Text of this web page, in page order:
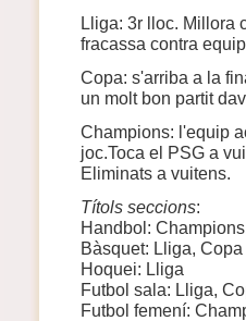
Lliga: 3r lloc. Millora
fracassa contra
Copa: s'arriba a la
un molt bon partit
Champions: l'equip
joc.Toca el PSG a
Eliminats a vuitens.
Títols seccions:
Handbol:
Bàsquet: Lliga,
Hoquei: Lliga
Futbol sala: Lliga,
Futbol femení: